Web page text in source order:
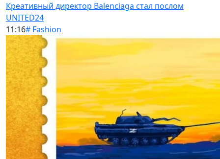
Креативный директор Balenciaga стал послом
UNITED24
11:16# Fashion